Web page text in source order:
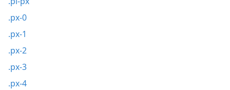
.px-0
.px-1
.px-2
.px-3
.px-4